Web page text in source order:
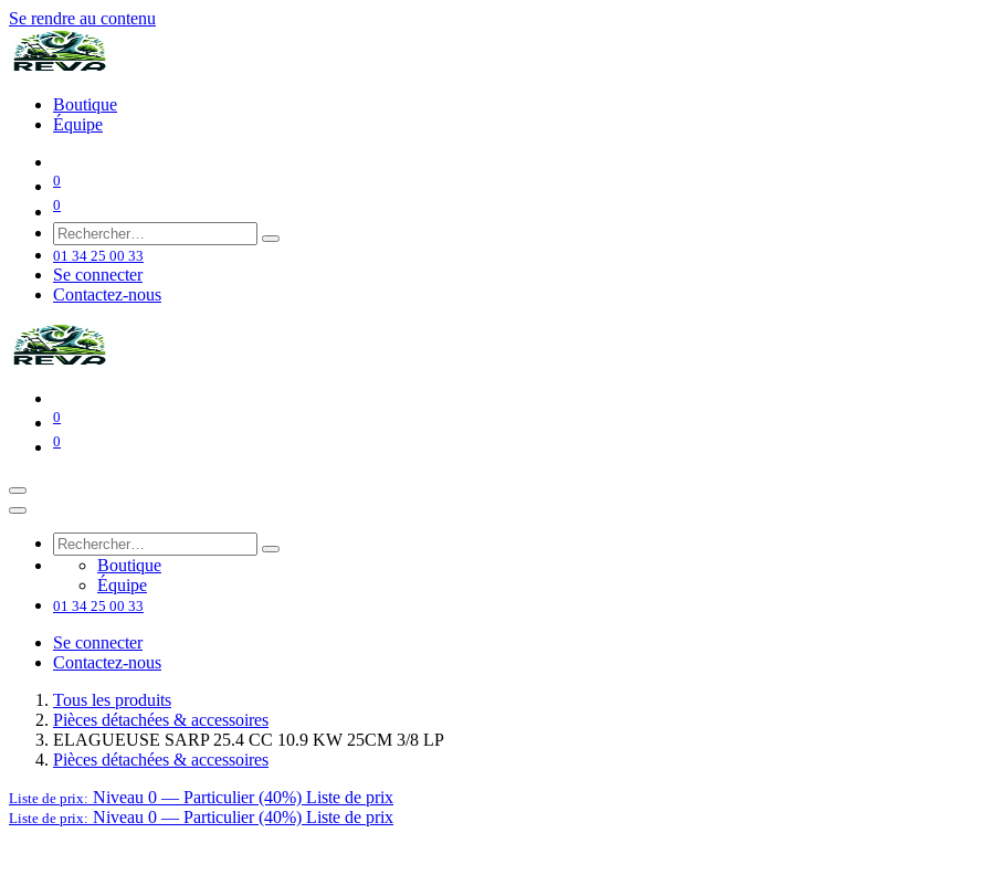
Se rendre au contenu
Boutique
Équipe
0
0
01 34 25 00 33
Se connecter
Contactez-nous
0
0
Boutique
Équipe
01 34 25 00 33
Se connecter
Contactez-nous
Tous les produits
Pièces détachées & accessoires
ELAGUEUSE SARP 25.4 CC 10.9 KW 25CM 3/8 LP
Pièces détachées & accessoires
Liste de prix: Niveau 0 — Particulier (40%) Liste de prix
Liste de prix: Niveau 0 — Particulier (40%) Liste de prix